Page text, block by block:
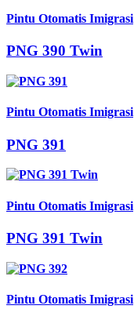
Pintu Otomatis Imigrasi
PNG 390 Twin
Pintu Otomatis Imigrasi
PNG 391
Pintu Otomatis Imigrasi
PNG 391 Twin
Pintu Otomatis Imigrasi